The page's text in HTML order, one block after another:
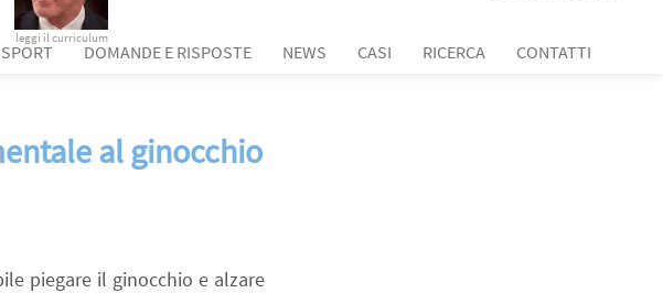
leggi il curriculum
DOMANDE E RISPOSTE NEWS CASI RICERCA CONTATTI
al ginocchio
piegare il ginocchio e alzare